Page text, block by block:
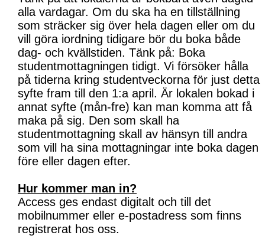
alla vardagar. Om du ska ha en tillställning
som sträcker sig över hela dagen eller om du
vill göra iordning tidigare bör du boka både
dag- och kvällstiden. Tänk på: Boka
studentmottagningen tidigt. Vi försöker hålla
på tiderna kring studentveckorna för just detta
syfte fram till den 1:a april. Är lokalen bokad i
annat syfte (mån-fre) kan man komma att få
maka på sig. Den som skall ha
studentmottagning skall av hänsyn till andra
som vill ha sina mottagningar inte boka dagen
före eller dagen efter.
Hur kommer man in?
Access ges endast digitalt och till det
mobilnummer eller e-postadress som finns
registrerat hos oss.